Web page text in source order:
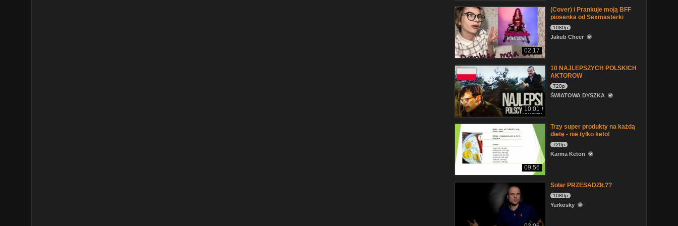
02:17
(Cover) i Prankuje moją BFF
piosenka od Sexmasterki
1080p
Jakub Cheer
10:01
10 NAJLEPSZYCH POLSKICH
AKTOROW
720p
ŚWIATOWA DYSZKA
09:56
Trzy super produkty na każdą
dietę - nie tylko keto!
720p
Karma Keton
Solar PRZESADZIŁ??
1080p
Yurkosky